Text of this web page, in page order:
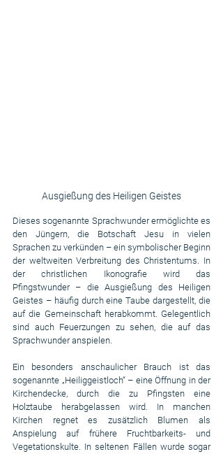
Ausgießung des Heiligen Geistes
Dieses sogenannte Sprachwunder ermöglichte es
den Jüngern, die Botschaft Jesu in vielen
Sprachen zu verkünden – ein symbolischer Beginn
der weltweiten Verbreitung des Christentums. In
der christlichen Ikonografie wird das
Pfingstwunder – die Ausgießung des Heiligen
Geistes – häufig durch eine Taube dargestellt, die
auf die Gemeinschaft herabkommt. Gelegentlich
sind auch Feuerzungen zu sehen, die auf das
Sprachwunder anspielen.
Ein besonders anschaulicher Brauch ist das
sogenannte „Heiliggeistloch“ – eine Öffnung in der
Kirchendecke, durch die zu Pfingsten eine
Holztaube herabgelassen wird. In manchen
Kirchen regnet es zusätzlich Blumen als
Anspielung auf frühere Fruchtbarkeits- und
Vegetationskulte. In seltenen Fällen wurde sogar